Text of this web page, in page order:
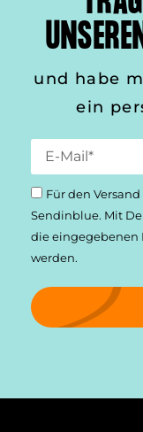
und habe
ein
Für den
Sendinblue. Mit
die
werden.